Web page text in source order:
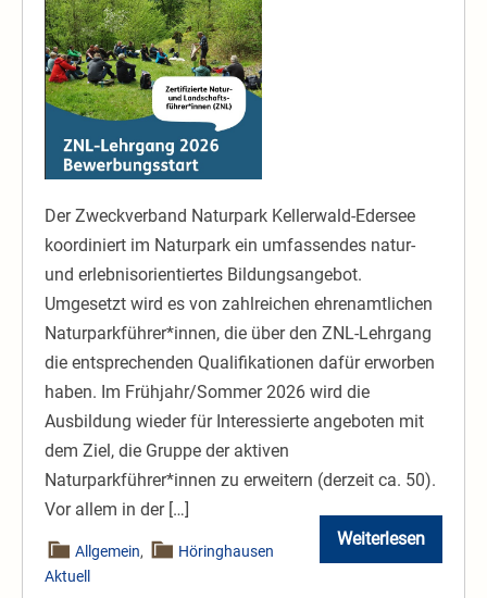
Ausbildung
zu
Zertifizierten
Natur-
Landschaftsführenden
im
Naturpark
Kellerwald-
Edersee
Der Zweckverband Naturpark Kellerwald-Edersee
koordiniert im Naturpark ein umfassendes natur-
und erlebnisorientiertes Bildungsangebot.
Umgesetzt wird es von zahlreichen ehrenamtlichen
Naturparkführer*innen, die über den ZNL-Lehrgang
die entsprechenden Qualifikationen dafür erworben
haben. Im Frühjahr/Sommer 2026 wird die
Ausbildung wieder für Interessierte angeboten mit
dem Ziel, die Gruppe der aktiven
Naturparkführer*innen zu erweitern (derzeit ca. 50).
Vor allem in der […]
Weiterlesen
Ausbildung
zu
Allgemein,
Höringhausen
Aktuell